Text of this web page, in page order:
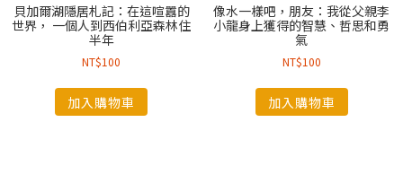
貝加爾湖隱居札記：在這喧囂的
世界， 一個人到西伯利亞森林住
半年
NT$100
加入購物車
像水一樣吧，朋友：我從父親李
小龍身上獲得的智慧、哲思和勇
氣
NT$100
加入購物車